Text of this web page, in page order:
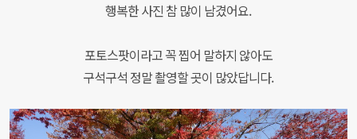
행복한 사진 참 많이 남겼어요.
포토스팟이라고 꼭 찝어 말하지 않아도
구석구석 정말 촬영할 곳이 많았답니다.